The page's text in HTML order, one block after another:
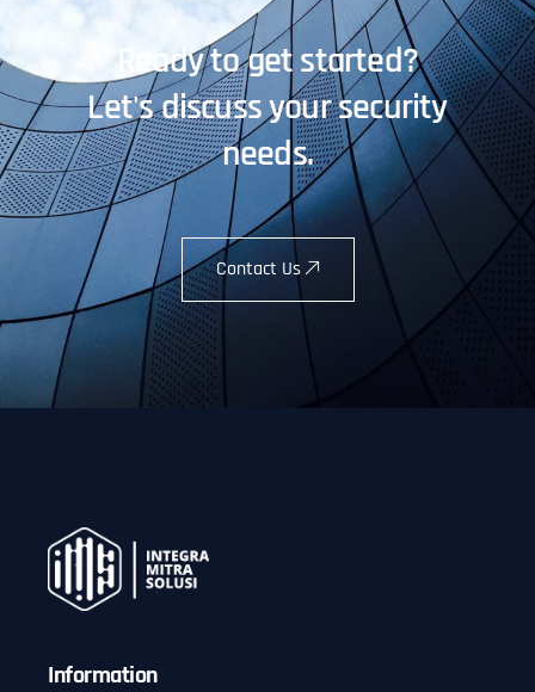
Ready to get started?
Let's discuss your security
needs.
Contact Us
Information